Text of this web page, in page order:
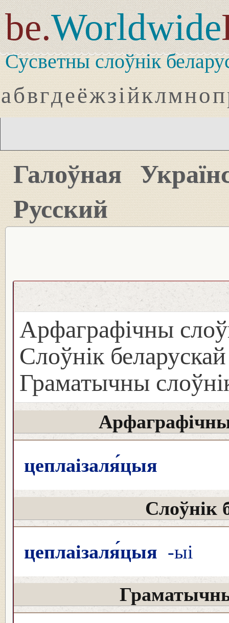
be.Worldwide
Сусветны слоўнік
абвгдеёжзійклмноп
Галоўная
Русский
Арфаграфічны
Слоўнік
Граматычны
цеплаізаля́цыя
Слоўнік
цеплаізаля́цыя -ыі